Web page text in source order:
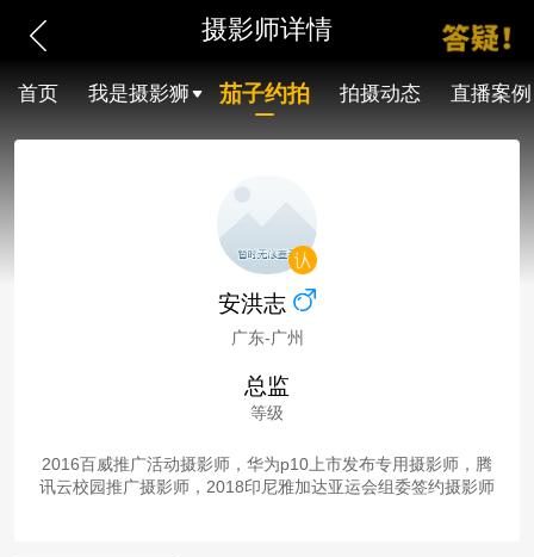
摄影师详情
首页 我是摄影狮 茄子约拍 拍摄动态 直播案例
安洪志
广东-广州
总监
等级
2016百威推广活动摄影师，华为p10上市发布专用摄影师，腾
讯云校园推广摄影师，2018印尼雅加达亚运会组委签约摄影师